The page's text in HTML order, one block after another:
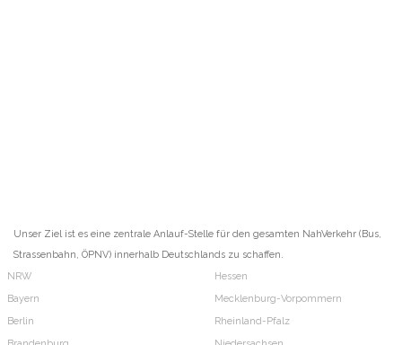
Unser Ziel ist es eine zentrale Anlauf-Stelle für den gesamten NahVerkehr (Bus,
Strassenbahn, ÖPNV) innerhalb Deutschlands zu schaffen.
NRW
Bayern
Berlin
Hessen
Mecklenburg-Vorpommern
Rheinland-Pfalz